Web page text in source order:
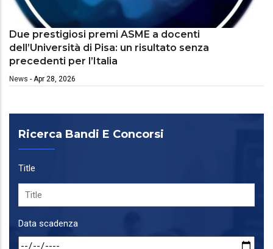
Due prestigiosi premi ASME a docenti
dell’Università di Pisa: un risultato senza
precedenti per l’Italia
News - Apr 28, 2026
Ricerca Bandi E Concorsi
Title
Data scadenza